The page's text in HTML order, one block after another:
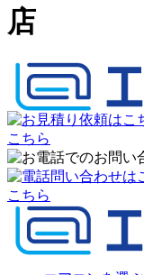
店
こちら
こちら